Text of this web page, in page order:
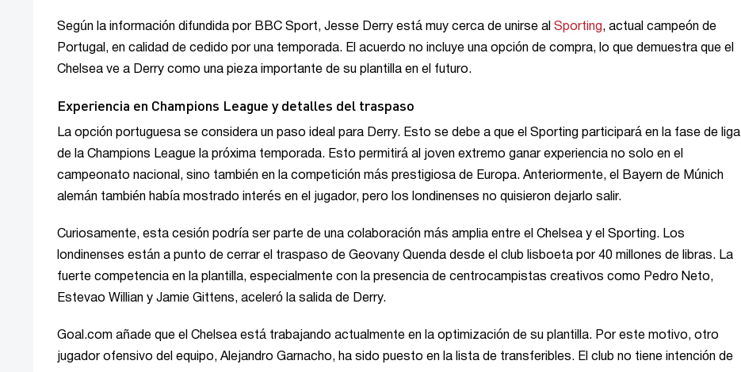
Según la información difundida por BBC Sport, Jesse Derry está muy cerca de unirse al Sporting , actual campeón de
Portugal, en calidad de cedido por una temporada. El acuerdo no incluye una opción de compra, lo que demuestra que el
Chelsea ve a Derry como una pieza importante de su plantilla en el futuro.
Experiencia en Champions League y detalles del traspaso
La opción portuguesa se considera un paso ideal para Derry. Esto se debe a que el Sporting participará en la fase de liga
de la Champions League la próxima temporada. Esto permitirá al joven extremo ganar experiencia no solo en el
campeonato nacional, sino también en la competición más prestigiosa de Europa. Anteriormente, el Bayern de Múnich
alemán también había mostrado interés en el jugador, pero los londinenses no quisieron dejarlo salir.
Curiosamente, esta cesión podría ser parte de una colaboración más amplia entre el Chelsea y el Sporting. Los
londinenses están a punto de cerrar el traspaso de Geovany Quenda desde el club lisboeta por 40 millones de libras. La
fuerte competencia en la plantilla, especialmente con la presencia de centrocampistas creativos como Pedro Neto,
Estevao Willian y Jamie Gittens, aceleró la salida de Derry.
Goal.com añade que el Chelsea está trabajando actualmente en la optimización de su plantilla. Por este motivo, otro
jugador ofensivo del equipo, Alejandro Garnacho, ha sido puesto en la lista de transferibles. El club no tiene intención de